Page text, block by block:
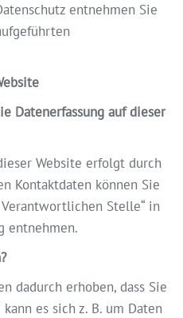
entnehmen Sie
Datenerfassung auf dieser
Website erfolgt durch
Kontaktdaten können Sie
Stelle“ in
entnehmen.
dadurch erhoben, dass Sie
es sich z. B. um Daten